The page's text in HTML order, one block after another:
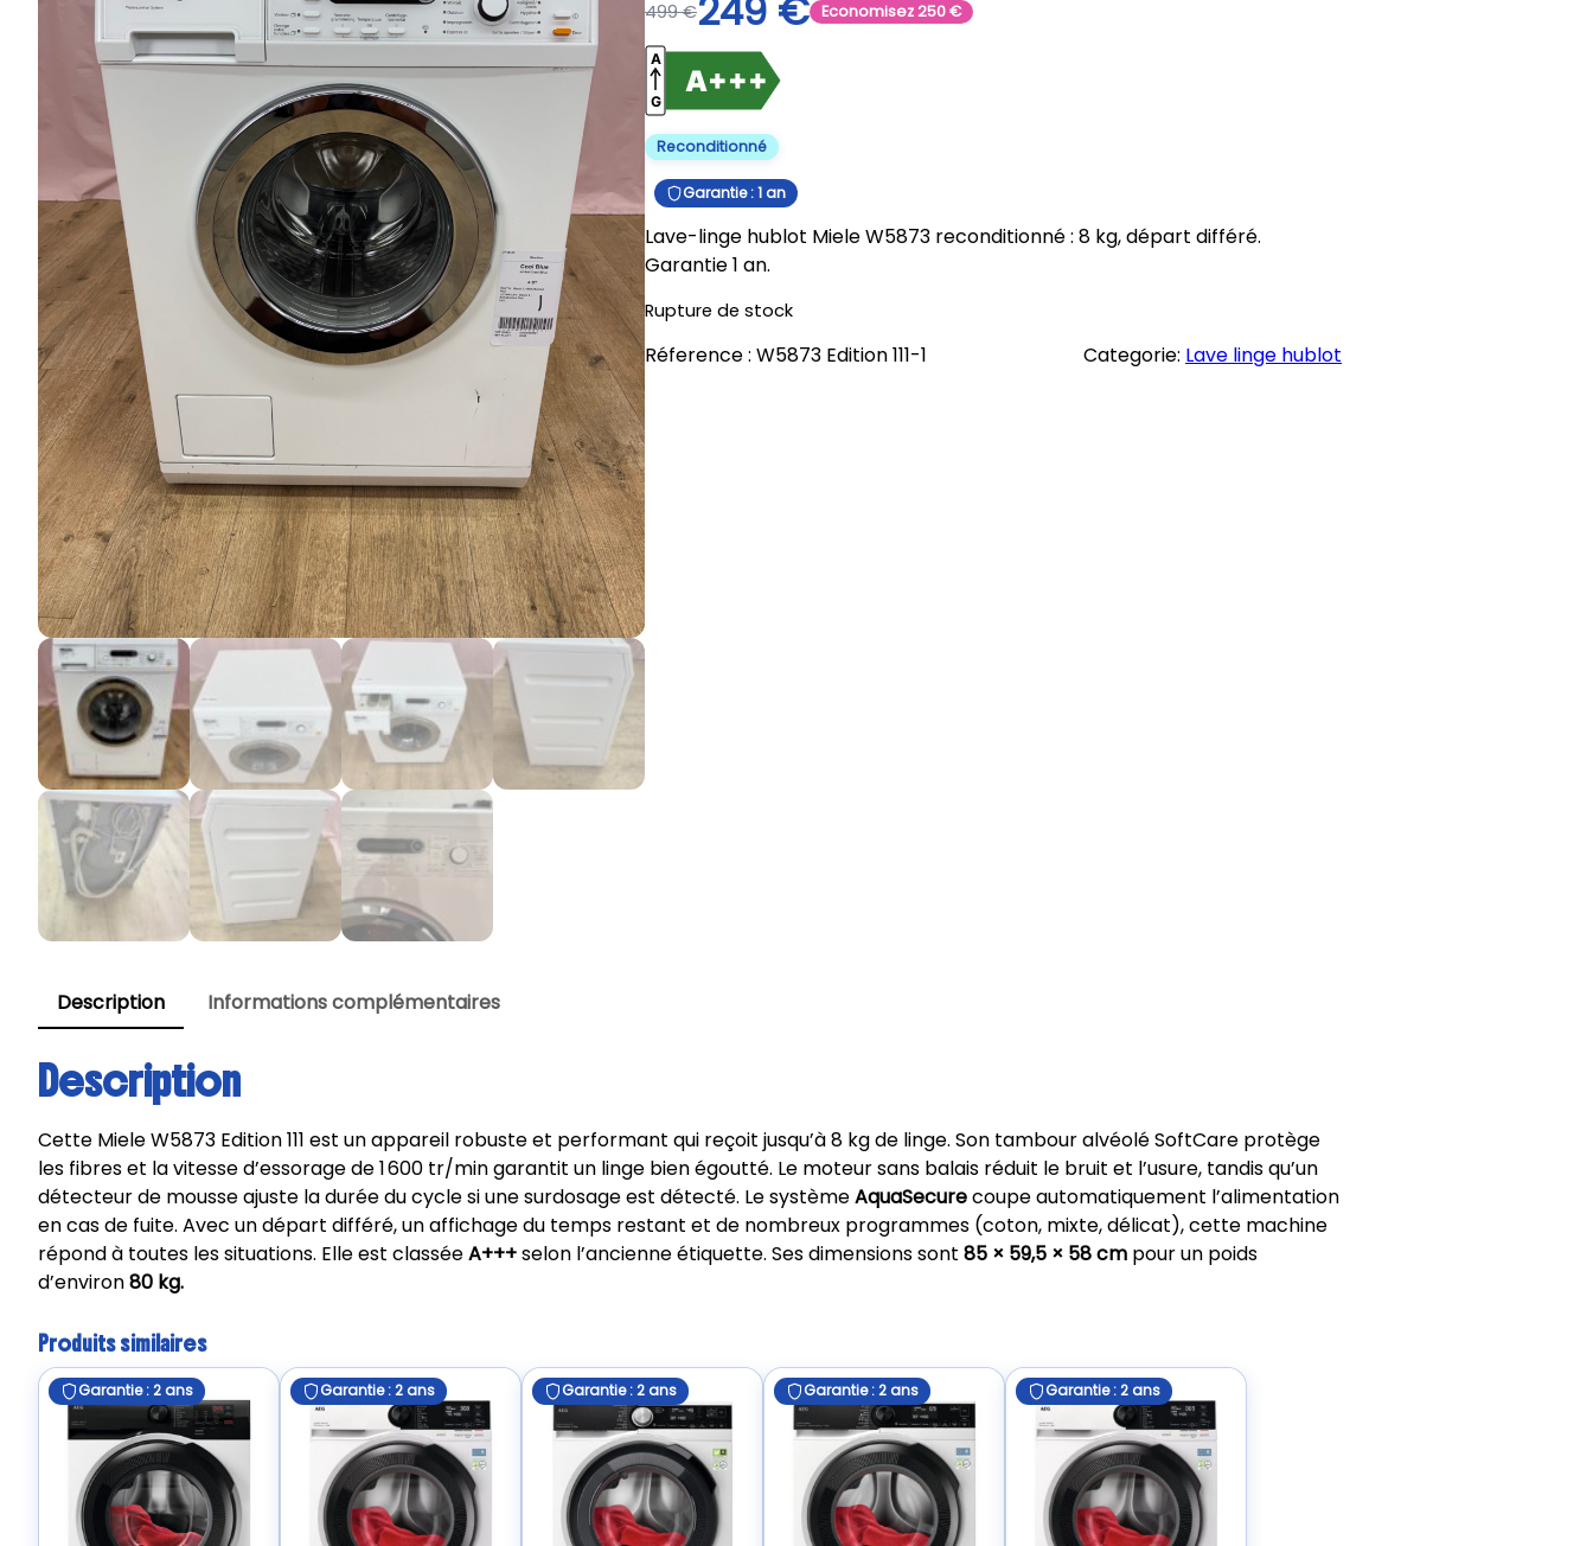
499€249 € Economisez250€
Reconditionné
Garantie : 1 an
Lave-linge hublot Miele W5873 reconditionné : 8 kg, départ différé.
Garantie 1 an.
Rupture de stock
Réference : W5873 Edition 111-1 Categorie: Lave linge hublot
Description Informations complémentaires
Description
Cette Miele W5873 Edition 111 est un appareil robuste et performant qui reçoit jusqu’à 8 kg de linge. Son tambour alvéolé SoftCare protège
les fibres et la vitesse d’essorage de 1 600 tr/min garantit un linge bien égoutté. Le moteur sans balais réduit le bruit et l’usure, tandis qu’un
détecteur de mousse ajuste la durée du cycle si une surdosage est détecté. Le systèmeAquaSecurecoupe automatiquement l’alimentation
en cas de fuite. Avec un départ différé, un affichage du temps restant et de nombreux programmes (coton, mixte, délicat), cette machine
répond à toutes les situations. Elle est classéeA+++selon l’ancienne étiquette. Ses dimensions sont 85 × 59,5 × 58 cm pour un poids
d’environ80 kg.
Produits similaires
Garantie : 2 ans Garantie : 2 ans Garantie : 2 ans Garantie : 2 ans Garantie : 2 ans